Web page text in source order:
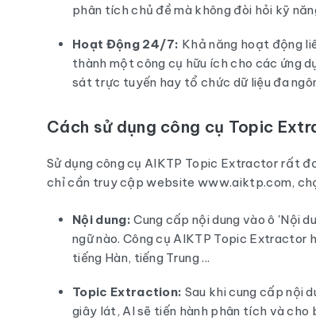
phân tích chủ đề mà không đòi hỏi kỹ
Hoạt Động 24/7: Khả năng hoạt động
thành một công cụ hữu ích cho các ứng
sát trực tuyến hay tổ chức dữ liệu đa
Cách sử dụng công cụ Topic
Sử dụng công cụ AIKTP Topic Extractor rất
chỉ cần truy cập website www.aiktp.com,
Nội dung: Cung cấp nội dung vào ô 'Nội
ngữ nào. Công cụ AIKTP Topic Extractor
tiếng Hàn, tiếng Trung ...
Topic Extraction: Sau khi cung cấp nội
giây lát, AI sẽ tiến hành phân tích và